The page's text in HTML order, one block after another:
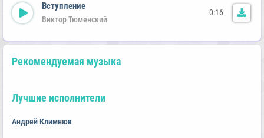
Вступление
Виктор Тюменский
0:16
Рекомендуемая музыка
Лучшие исполнители
Андрей Климнюк